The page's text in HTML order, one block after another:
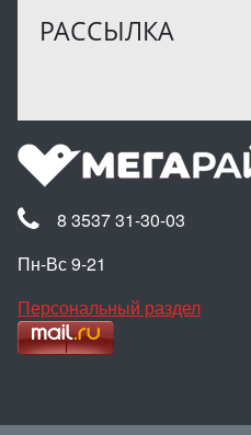
РАССЫЛКА
8 3537 31-30-03
Пн-Вс 9-21
Персональный раздел